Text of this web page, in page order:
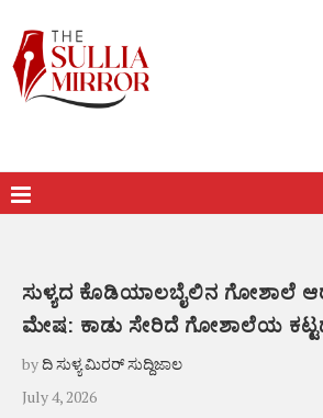
ಸುಳ್ಯದ ಕೊಡಿಯಾಲಬೈಲಿನ ಗೋಶಾಲೆ
ಮೇಷ: ಕಾಡು ಸೇರಿದೆ ಗೋಶಾಲೆಯ
byದಿ ಸುಳ್ಯ ಮಿರರ್ ಸುದ್ದಿಜಾಲ
July 4, 2026